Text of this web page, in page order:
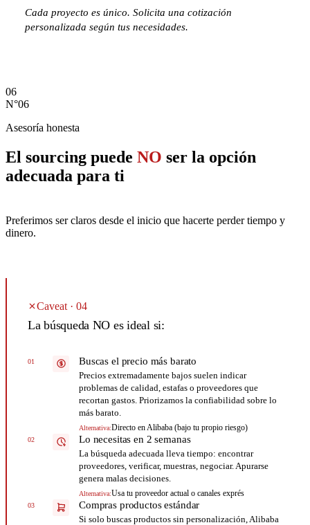
Cada proyecto es único. Solicita una cotización
personalizada según tus necesidades.
06
N°06
Asesoría honesta
El sourcing puede NO ser la opción
adecuada para ti
Preferimos ser claros desde el inicio que hacerte perder tiempo y
dinero.
Caveat · 04
La búsqueda NO es ideal si:
01 Buscas el precio más barato
Precios extremadamente bajos suelen indicar
problemas de calidad, estafas o proveedores que
recortan gastos. Priorizamos la confiabilidad sobre lo
más barato.
Alternativa:Directo en Alibaba (bajo tu propio riesgo)
02 Lo necesitas en 2 semanas
La búsqueda adecuada lleva tiempo: encontrar
proveedores, verificar, muestras, negociar. Apurarse
genera malas decisiones.
Alternativa:Usa tu proveedor actual o canales exprés
03 Compras productos estándar
Si solo buscas productos sin personalización, Alibaba